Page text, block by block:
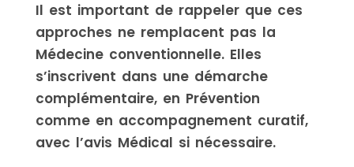
Il est important de rappeler que ces
approches ne remplacent pas la
Médecine conventionnelle. Elles
s’inscrivent dans une démarche
complémentaire, en Prévention
comme en accompagnement curatif,
avec l’avis Médical si nécessaire.